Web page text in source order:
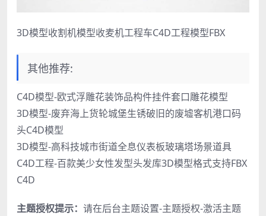
3D模型收割机模型收麦机工程车C4D工程模型FBX
其他推荐:
C4D模型-欧式浮雕花装饰品构件挂件套口雕花模型
3D模型-废弃海上货轮城堡生锈破旧的废墟客机港口码
头C4D模型
3D模型-高科技城市街道全息仪表板玻璃塔场景道具
C4D工程-百款美少女性发型头发库3D模型格式支持FBX
C4D
主题授权提示： 请在后台主题设置-主题授权-激活主题